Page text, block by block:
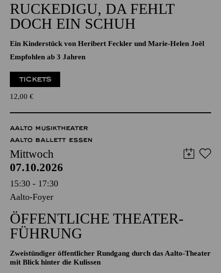
Ein Kinderstück von Heribert Feckler und Marie-Helen Joël
Empfohlen ab 3 Jahren
AALTO MUSIKTHEATER
AALTO BALLETT ESSEN
Mittwoch
07.10.2026
15:30 - 17:30
Aalto-Foyer
ÖFFENTLICHE THEATER­
FÜHRUNG
Zweistündiger öffentlicher Rundgang durch das Aalto-Theater
mit Blick hinter die Kulissen
TICKETS